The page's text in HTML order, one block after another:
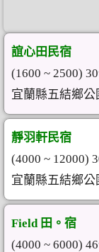
誼心田民宿
(1600 ~ 2500)
宜蘭縣五結鄉
靜羽軒民宿
(4000 ~ 12000)
宜蘭縣五結鄉公
Field 田。宿
(4000 ~ 6000)